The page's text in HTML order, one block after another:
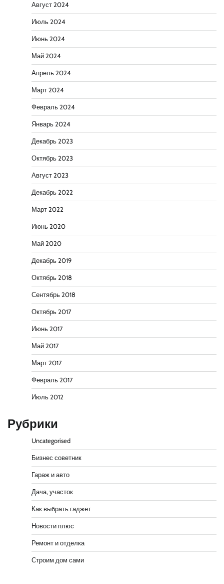
Август 2024
Июль 2024
Июнь 2024
Май 2024
Апрель 2024
Март 2024
Февраль 2024
Январь 2024
Декабрь 2023
Октябрь 2023
Август 2023
Декабрь 2022
Март 2022
Июнь 2020
Май 2020
Декабрь 2019
Октябрь 2018
Сентябрь 2018
Октябрь 2017
Июнь 2017
Май 2017
Март 2017
Февраль 2017
Июль 2012
Рубрики
Uncategorised
Бизнес советник
Гараж и авто
Дача, участок
Как выбрать гаджет
Новости плюс
Ремонт и отделка
Строим дом сами